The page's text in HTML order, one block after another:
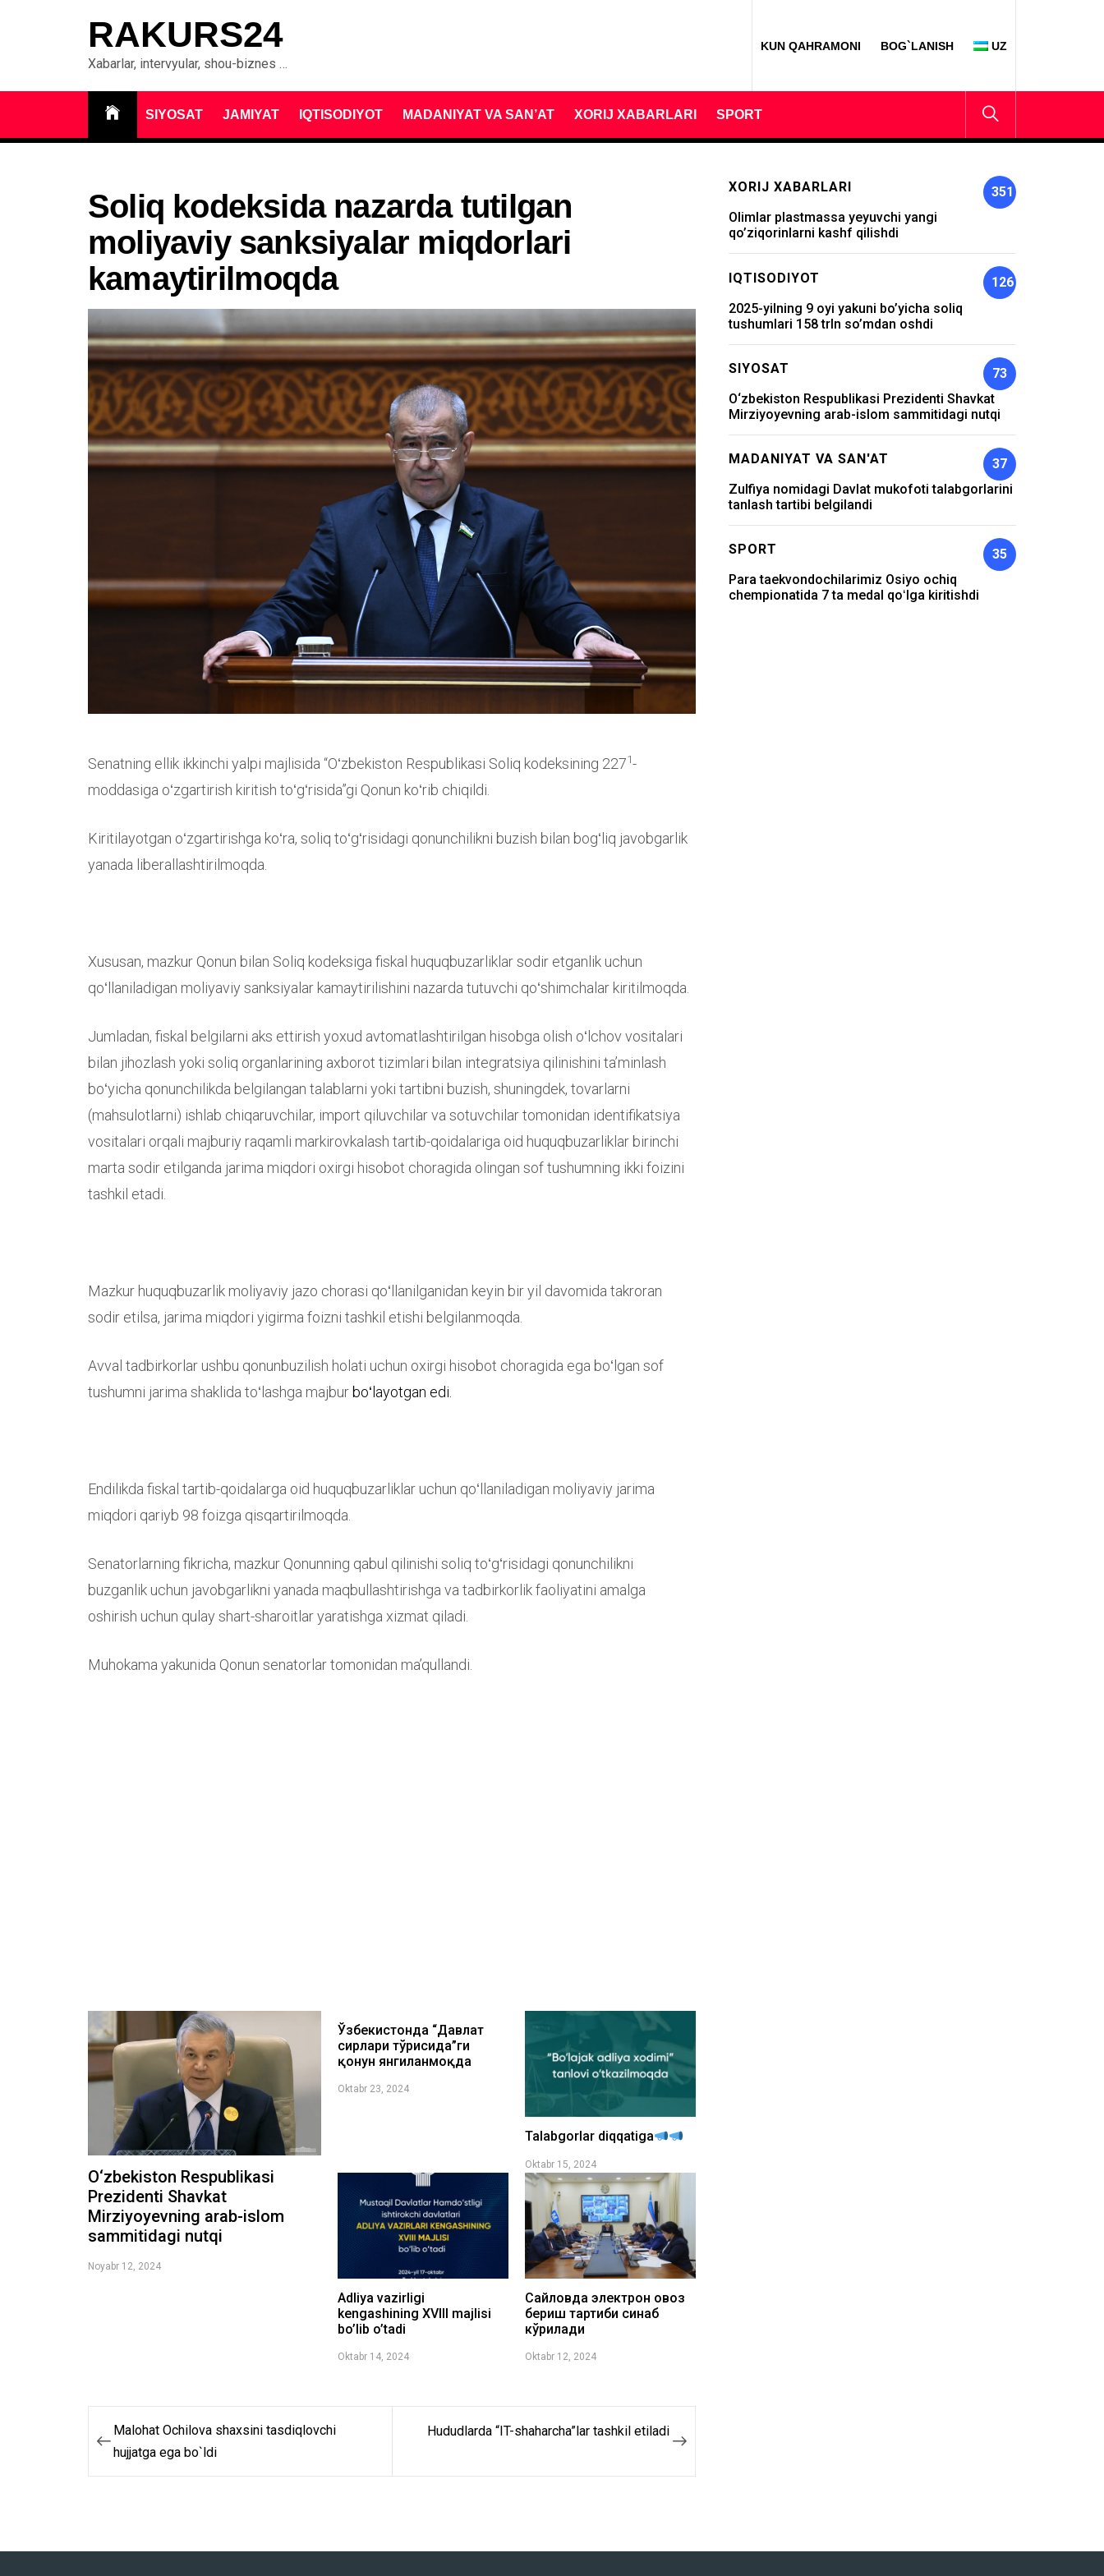
RAKURS24
Xabarlar, intervyular, shou-biznes …
KUN QAHRAMONI BOG`LANISH UZ
SIYOSAT JAMIYAT IQTISODIYOT MADANIYAT VA SAN’AT XORIJ XABARLARI SPORT
Soliq kodeksida nazarda tutilgan
moliyaviy sanksiyalar miqdorlari
kamaytirilmoqda
Senatning ellik ikkinchi yalpi majlisida “Oʻzbekiston Respublikasi Soliq kodeksining 2271-
moddasiga oʻzgartirish kiritish toʻgʻrisida”gi Qonun koʻrib chiqildi.
Kiritilayotgan oʻzgartirishga koʻra, soliq toʻgʻrisidagi qonunchilikni buzish bilan bogʻliq javobgarlik
yanada liberallashtirilmoqda.
Xususan, mazkur Qonun bilan Soliq kodeksiga fiskal huquqbuzarliklar sodir etganlik uchun
qoʻllaniladigan moliyaviy sanksiyalar kamaytirilishini nazarda tutuvchi qoʻshimchalar kiritilmoqda.
Jumladan, fiskal belgilarni aks ettirish yoxud avtomatlashtirilgan hisobga olish oʻlchov vositalari
bilan jihozlash yoki soliq organlarining axborot tizimlari bilan integratsiya qilinishini taʼminlash
boʻyicha qonunchilikda belgilangan talablarni yoki tartibni buzish, shuningdek, tovarlarni
(mahsulotlarni) ishlab chiqaruvchilar, import qiluvchilar va sotuvchilar tomonidan identifikatsiya
vositalari orqali majburiy raqamli markirovkalash tartib-qoidalariga oid huquqbuzarliklar birinchi
marta sodir etilganda jarima miqdori oxirgi hisobot choragida olingan sof tushumning ikki foizini
tashkil etadi.
Mazkur huquqbuzarlik moliyaviy jazo chorasi qoʻllanilganidan keyin bir yil davomida takroran
sodir etilsa, jarima miqdori yigirma foizni tashkil etishi belgilanmoqda.
Avval tadbirkorlar ushbu qonunbuzilish holati uchun oxirgi hisobot choragida ega boʻlgan sof
tushumni jarima shaklida toʻlashga majbur boʻlayotgan edi.
Endilikda fiskal tartib-qoidalarga oid huquqbuzarliklar uchun qoʻllaniladigan moliyaviy jarima
miqdori qariyb 98 foizga qisqartirilmoqda.
Senatorlarning fikricha, mazkur Qonunning qabul qilinishi soliq toʻgʻrisidagi qonunchilikni
buzganlik uchun javobgarlikni yanada maqbullashtirishga va tadbirkorlik faoliyatini amalga
oshirish uchun qulay shart-sharoitlar yaratishga xizmat qiladi.
Muhokama yakunida Qonun senatorlar tomonidan maʼqullandi.
O‘zbekiston Respublikasi
Prezidenti Shavkat
Mirziyoyevning arab-islom
sammitidagi nutqi
Noyabr 12, 2024
Ўзбекистонда “Давлат
сирлари тўғрисида”ги
қонун янгиланмоқда
Oktabr 23, 2024
Talabgorlar diqqatiga
Oktabr 15, 2024
Adliya vazirligi
kengashining XVIII majlisi
bo’lib o’tadi
Oktabr 14, 2024
Сайловда электрон овоз
бериш тартиби синаб
кўрилади
Oktabr 12, 2024
PostMalohat Ochilova shaxsini tasdiqlovchi
hujjatga ega bo`ldi
Hududlarda “IT-shaharcha”lar tashkil etiladi
XORIJ XABARLARI
351
Olimlar plastmassa yeyuvchi yangi
qo’ziqorinlarni kashf qilishdi
IQTISODIYOT
126
2025-yilning 9 oyi yakuni bo’yicha soliq
tushumlari 158 trln so’mdan oshdi
SIYOSAT
73
O‘zbekiston Respublikasi Prezidenti Shavkat
Mirziyoyevning arab-islom sammitidagi nutqi
MADANIYAT VA SAN'AT
37
Zulfiya nomidagi Davlat mukofoti talabgorlarini
tanlash tartibi belgilandi
SPORT
35
Para taekvondochilarimiz Osiyo ochiq
chempionatida 7 ta medal qoʻlga kiritishdi